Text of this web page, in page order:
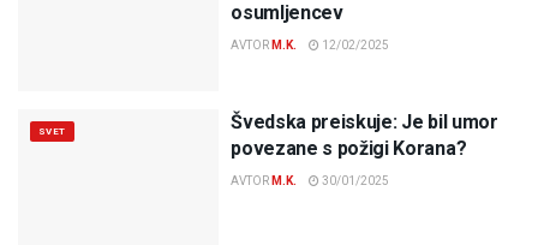
osumljencev
AVTOR M.K. 12/02/2025
SVET
Švedska preiskuje: Je bil umor
povezane s požigi Korana?
AVTOR M.K. 30/01/2025